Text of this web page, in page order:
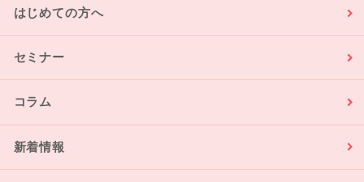
はじめての方へ
セミナー
コラム
新着情報